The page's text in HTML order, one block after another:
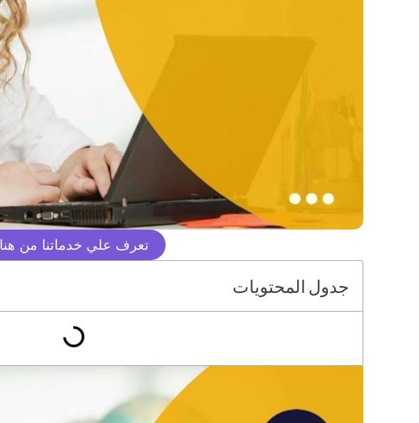
تعرف علي خدماتنا من هنا
جدول المحتويات